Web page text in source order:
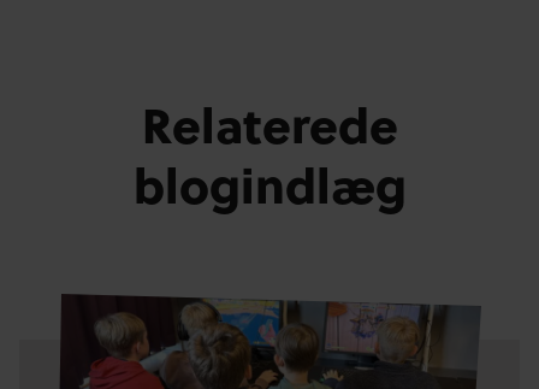
Relaterede
blogindlæg